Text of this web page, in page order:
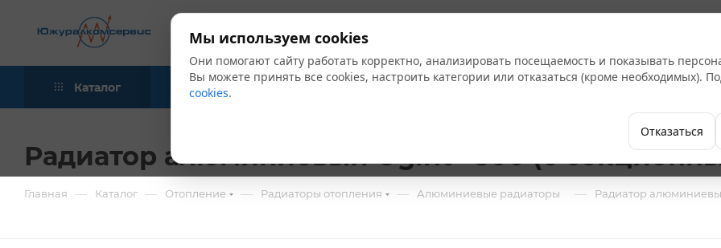
Каталог Акции Бренды Компания
Радиатор алюминиевый Ogint+ 500 (6
Главная — Каталог — Отопление — Радиаторы отопления — Алюминиевые радиаторы — Радиатор
Мы используем cookies
Они помогают сайту работать корректно, анализировать посещаемость и показывать
Вы можете принять все cookies, настроить категории или отказаться (кроме необходимых).
cookies.
Отказаться